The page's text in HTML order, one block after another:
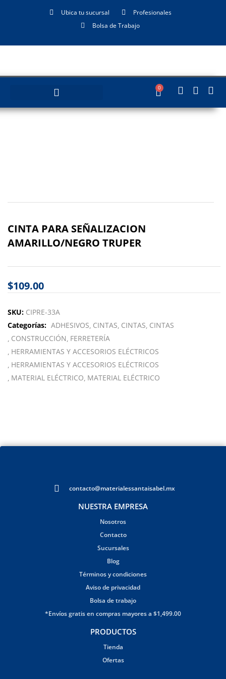
Ubica tu sucursal
Profesionales
Bolsa de Trabajo
0
CINTA PARA SEÑALIZACION
AMARILLO/NEGRO TRUPER
$109.00
SKU: CIPRE-33A
Categorías: ADHESIVOS CINTAS CINTAS CINTAS
CONSTRUCCIÓN FERRETERÍA
HERRAMIENTAS Y ACCESORIOS ELÉCTRICOS
HERRAMIENTAS Y ACCESORIOS ELÉCTRICOS
MATERIAL ELÉCTRICO MATERIAL ELÉCTRICO
contacto@materialessantaisabel.mx
NUESTRA EMPRESA
Nosotros
Contacto
Sucursales
Blog
Términos y condiciones
Aviso de privacidad
Bolsa de trabajo
*Envíos gratis en compras mayores a $1,499.00
PRODUCTOS
Tienda
Ofertas